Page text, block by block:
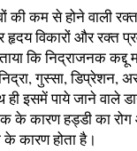
की कम से होने वाली
हृदय विकारों और रक्त
कि निद्राजनक
गुस्सा,
इसमें पाये जाने वाले
के कारण हड्डी का
कारण होता है।